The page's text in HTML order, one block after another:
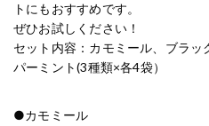
トにもおすすめです。
ぜひお試しください！
セット内容：カモミール、ブラ
パーミント(3種類×各4袋）
●カモミール